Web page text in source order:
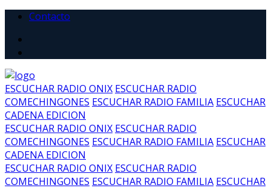
Contacto
ESCUCHAR RADIO ONIX ESCUCHAR RADIO
COMECHINGONES ESCUCHAR RADIO FAMILIA ESCUCHAR
CADENA EDICION
ESCUCHAR RADIO ONIX ESCUCHAR RADIO
COMECHINGONES ESCUCHAR RADIO FAMILIA ESCUCHAR
CADENA EDICION
ESCUCHAR RADIO ONIX ESCUCHAR RADIO
COMECHINGONES ESCUCHAR RADIO FAMILIA ESCUCHAR